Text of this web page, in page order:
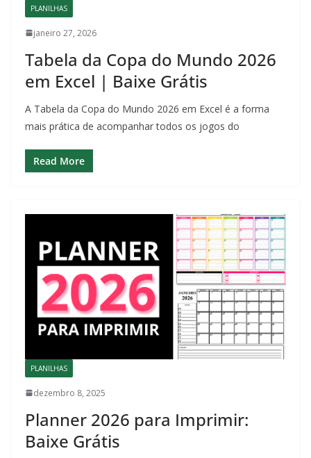
PLANILHAS
janeiro 27, 2026
Tabela da Copa do Mundo 2026
em Excel | Baixe Grátis
A Tabela da Copa do Mundo 2026 em Excel é a forma
mais prática de acompanhar todos os jogos do
Read More
PLANILHAS
dezembro 8, 2025
Planner 2026 para Imprimir:
Baixe Grátis